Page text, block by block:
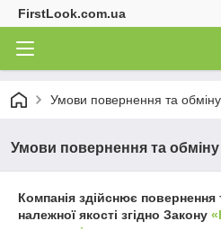
FirstLook.com.ua
Умови повернення та обміну
Умови повернення та обміну
Компанія здійснює повернення
належної якості згідно Закону